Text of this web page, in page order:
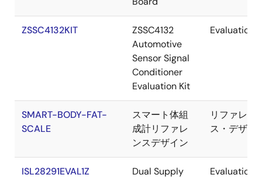
ZSSC4132KIT
ZSSC4132
Automotive
Sensor Signal
Conditioner
Evaluation Kit
Evaluation
SMART-BODY-FAT-
SCALE
スマート体組
成計リファレ
ンスデザイン
リファレン
ス・デザイ
ISL28291EVAL1Z
Dual Supply
Evaluation